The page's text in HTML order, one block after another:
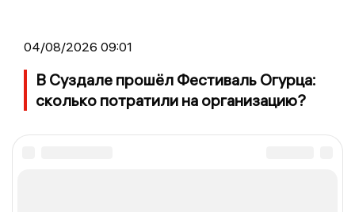
04/08/2026 09:01
В Суздале прошёл Фестиваль Огурца:
сколько потратили на организацию?